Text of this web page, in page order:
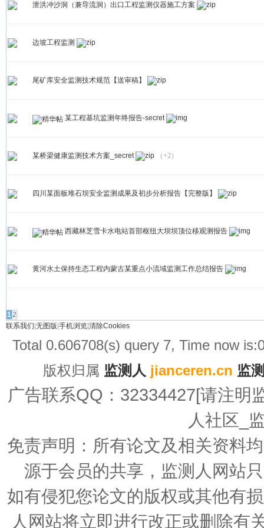
泄洪冲沙洞（兼导流洞）出口工程监测仪器施工方案
边坡工程监测
尾矿库安全监测技术规范【送审稿】
某工程基坑监测年终报告-secret
某桥梁健康监测技术方案_secret （+2）
四川某面板堆石坝安全监测成果及初步分析报告【完整版】
西藏林芝雪卡水电站首部枢纽大坝坝顶位移观测报告
黄河水土保持生态工程内蒙古某重点小流域监测工作总结报告
12
联系我们|无图版|手机浏览|清除Cookies
Total 0.606708(s) query 7, Time now
版权归属 监测人 jianceren.cn 监
广告联系QQ：32334427[请注明
人社区_
免责声明：所有论文及相关资料
源于会员的共享，监测人网站
如有侵犯您论文的版权或其他有
人网站将立即进行改正或删除有